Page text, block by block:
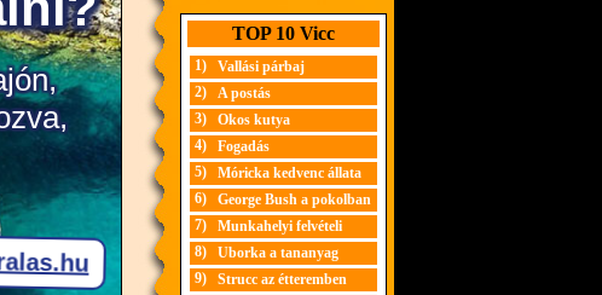
TOP 10 Vicc
1)
Vallási párbaj
2)
A postás
3)
Okos kutya
4)
Fogadás
5)
Móricka kedvenc állata
6)
George Bush a pokolban
7)
Munkahelyi felvételi
8)
Uborka a tananyag
9)
Strucc az étteremben